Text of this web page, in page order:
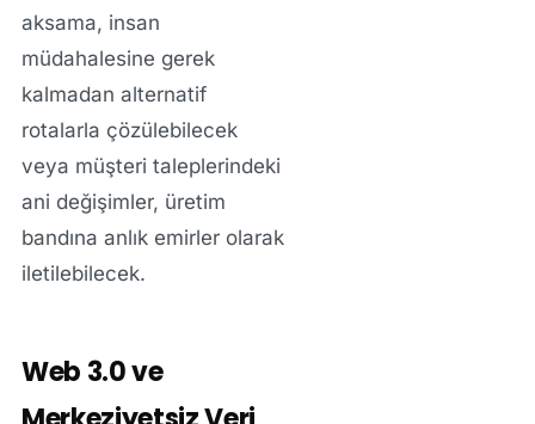
aksama, insan
müdahalesine gerek
kalmadan alternatif
rotalarla çözülebilecek
veya müşteri taleplerindeki
ani değişimler, üretim
bandına anlık emirler olarak
iletilebilecek.
Web 3.0 ve